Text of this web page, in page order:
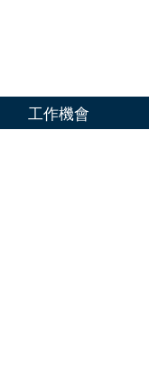
給照
工作機會